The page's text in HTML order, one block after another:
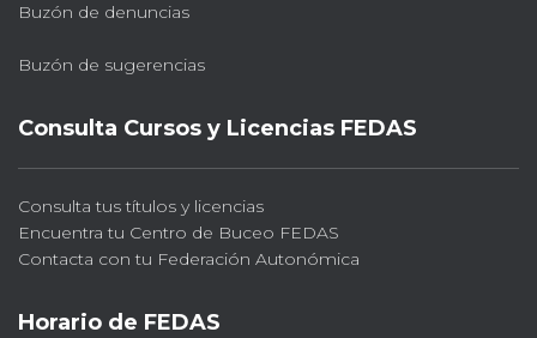
Buzón de denuncias
Buzón de sugerencias
Consulta Cursos y Licencias FEDAS
Consulta tus títulos y licencias
Encuentra tu Centro de Buceo FEDAS
Contacta con tu Federación Autonómica
Horario de FEDAS